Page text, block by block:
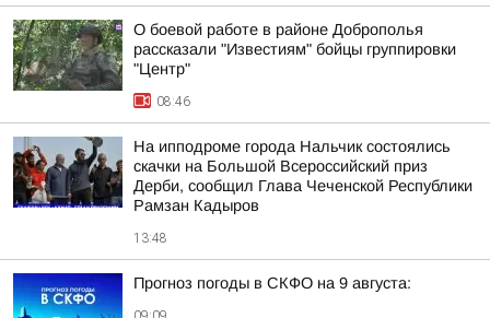
О боевой работе в районе Доброполья
рассказали "Известиям" бойцы группировки
"Центр"
08:46
На ипподроме города Нальчик состоялись
скачки на Большой Всероссийский приз
Дерби, сообщил Глава Чеченской Республики
Рамзан Кадыров
13:48
Прогноз погоды в СКФО на 9 августа: